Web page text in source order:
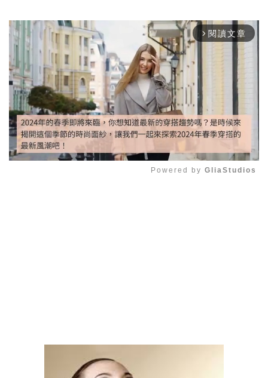
arrow_forward_ios 閱讀文章
Powered by GliaStudios